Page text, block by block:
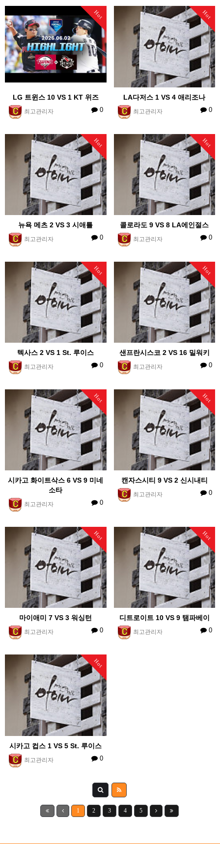
Hot
LG 트윈스 10 VS 1 KT 위즈
최고관리자 0
Hot
LA다저스 1 VS 4 애리조나
최고관리자 0
Hot
뉴욕 메츠 2 VS 3 시애틀
최고관리자 0
Hot
콜로라도 9 VS 8 LA에인절스
최고관리자 0
Hot
텍사스 2 VS 1 St. 루이스
최고관리자 0
Hot
샌프란시스코 2 VS 16 밀워키
최고관리자 0
Hot
시카고 화이트삭스 6 VS 9 미네
소타
최고관리자 0
Hot
캔자스시티 9 VS 2 신시내티
최고관리자 0
Hot
마이애미 7 VS 3 워싱턴
최고관리자 0
Hot
디트로이트 10 VS 9 탬파베이
최고관리자 0
Hot
시카고 컵스 1 VS 5 St. 루이스
최고관리자 0
1 2 3 4 5